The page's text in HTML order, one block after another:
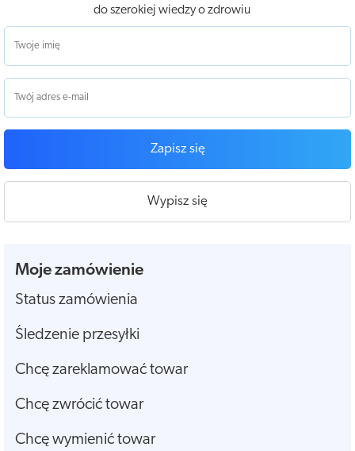
do szerokiej wiedzy o zdrowiu
Zapisz się
Wypisz się
Moje zamówienie
Status zamówienia
Śledzenie przesyłki
Chcę zareklamować towar
Chcę zwrócić towar
Chcę wymienić towar